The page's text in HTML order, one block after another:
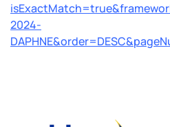
2024-